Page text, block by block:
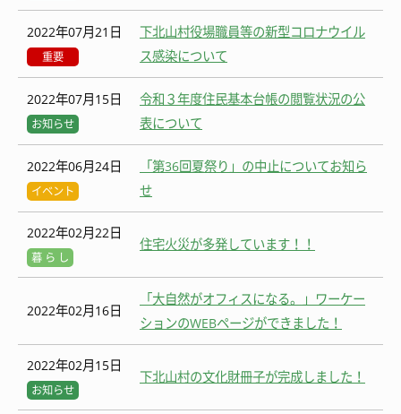
2022年07月21日
重要
下北山村役場職員等の新型コロナウイル
ス感染について
2022年07月15日
お知らせ
令和３年度住民基本台帳の閲覧状況の公
表について
2022年06月24日
イベント
「第36回夏祭り」の中止についてお知ら
せ
2022年02月22日
暮 ら し
住宅火災が多発しています！！
2022年02月16日
「大自然がオフィスになる。」ワーケー
ションのWEBページができました！
2022年02月15日
お知らせ
下北山村の文化財冊子が完成しました！